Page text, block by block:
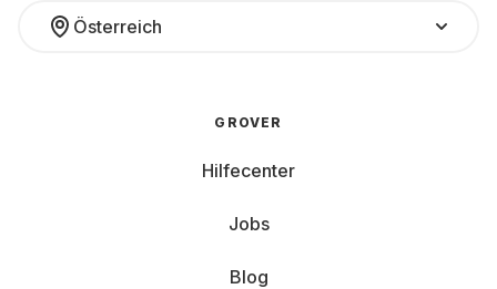
Österreich
GROVER
Hilfecenter
Jobs
Blog